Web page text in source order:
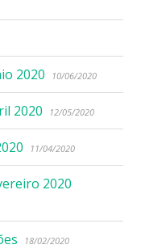
2020 10/06/2020
2020 12/05/2020
11/04/2020
2020
18/02/2020